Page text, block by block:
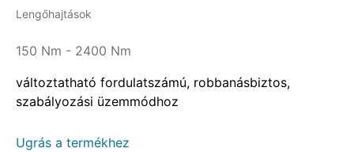
Lengőhajtások
150 Nm - 2400 Nm
változtatható fordulatszámú, robbanásbiztos,
szabályozási üzemmódhoz
Ugrás a termékhez